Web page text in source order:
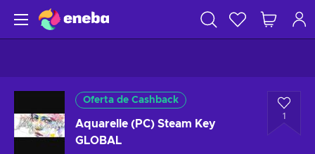
Oferta de Cashback
Aquarelle (PC) Steam Key
GLOBAL
1